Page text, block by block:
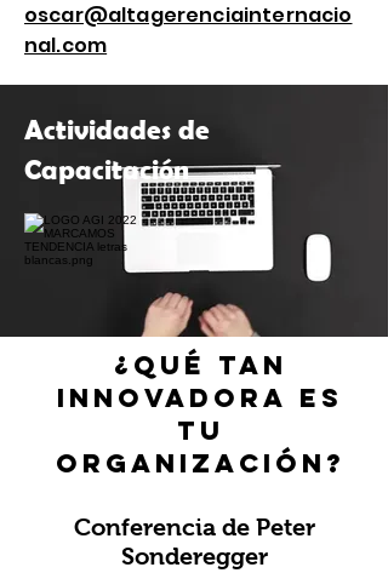
oscar@altagerenciainternacio
nal.com
Actividades de
Capacitación
¿Qué tan
innovadora es
tu
organización?
Conferencia de Peter
Sonderegger